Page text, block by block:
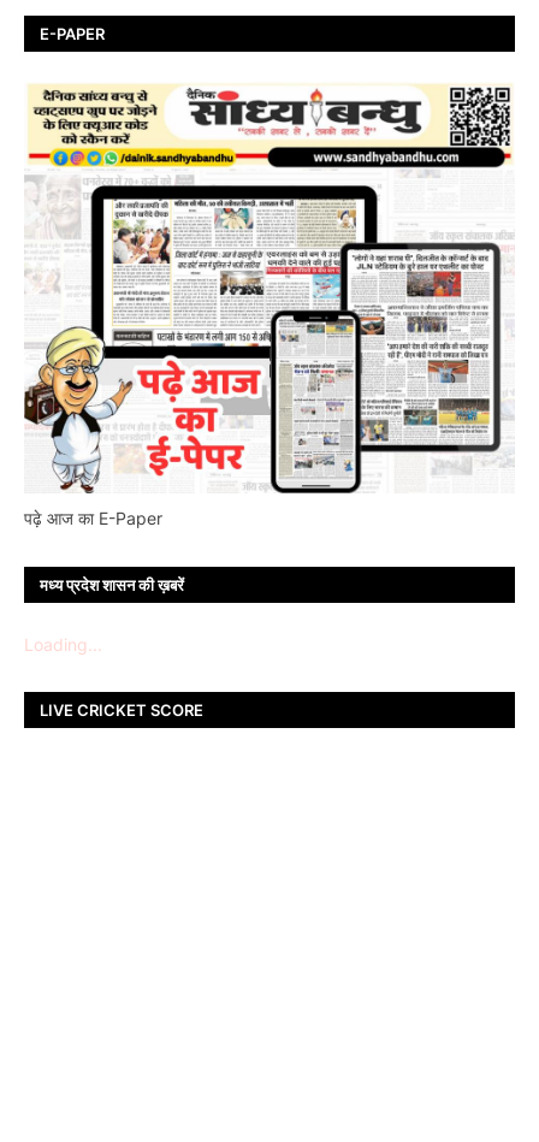
E-PAPER
पढ़े आज का E-Paper
मध्य प्रदेश शासन की ख़बरें
Loading...
LIVE CRICKET SCORE